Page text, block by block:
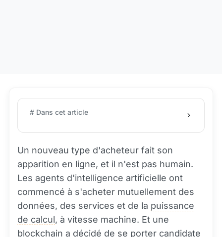
# Dans cet article
Un nouveau type d'acheteur fait son
apparition en ligne, et il n'est pas humain.
Les agents d'intelligence artificielle ont
commencé à s'acheter mutuellement des
données, des services et de la puissance
de calcul, à vitesse machine. Et une
blockchain a décidé de se porter candidate